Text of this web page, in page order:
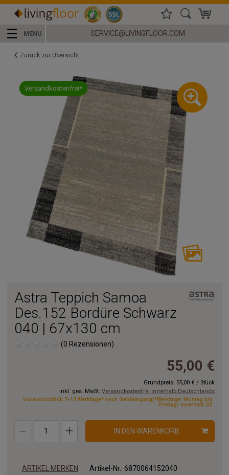
☰ MENU SERVICE@LIVINGFLOOR.COM
Zurück zur Übersicht
Versandkostenfrei*
Astra Teppich Samoa
Des.152 Bordüre Schwarz
040 | 67x130 cm
(0 Rezensionen)
55,00 €
Grundpreis: 55,00 € / Stück
inkl. ges. MwSt. Versandkostenfrei innerhalb Deutschlands
Voraussichtlich 7-14 Werktage* nach Geldeingang(*Werktage: Montag bis
Freitag) innerhalb DE
IN DEN WARENKORB
ARTIKEL MERKEN Artikel-Nr.: 6870064152040